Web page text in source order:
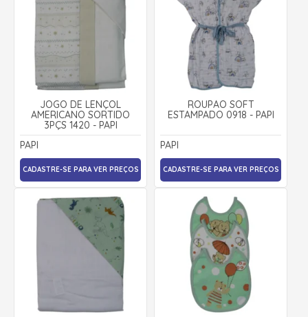
JOGO DE LENÇOL
AMERICANO SORTIDO
3PÇS 1420 - PAPI
PAPI
CADASTRE-SE PARA VER PREÇOS
ROUPÃO SOFT
ESTAMPADO 0918 - PAPI
PAPI
CADASTRE-SE PARA VER PREÇOS